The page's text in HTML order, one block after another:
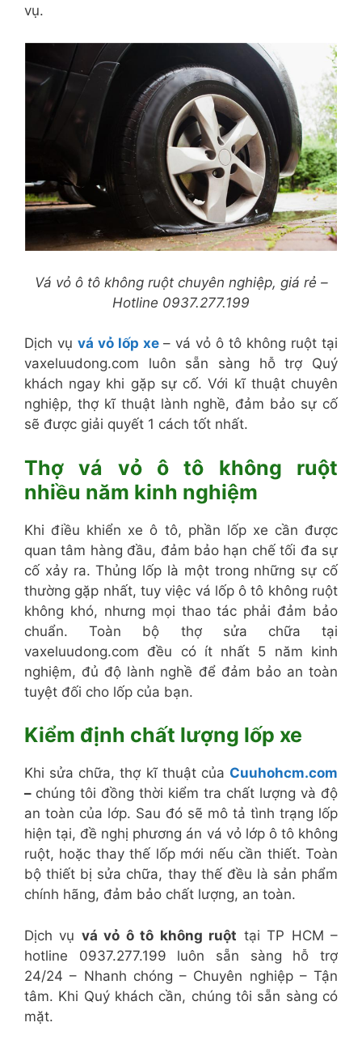
vụ.
Vá vỏ ô tô không ruột chuyên nghiệp, giá rẻ –
Hotline 0937.277.199
Dịch vụ vá vỏ lốp xe – vá vỏ ô tô không ruột tại
vaxeluudong.com luôn sẵn sàng hỗ trợ Quý
khách ngay khi gặp sự cố. Với kĩ thuật chuyên
nghiệp, thợ kĩ thuật lành nghề, đảm bảo sự cố
sẽ được giải quyết 1 cách tốt nhất.
Thợ vá vỏ ô tô không ruột
nhiều năm kinh nghiệm
Khi điều khiển xe ô tô, phần lốp xe cần được
quan tâm hàng đầu, đảm bảo hạn chế tối đa sự
cố xảy ra. Thủng lốp là một trong những sự cố
thường gặp nhất, tuy việc vá lốp ô tô không ruột
không khó, nhưng mọi thao tác phải đảm bảo
chuẩn. Toàn bộ thợ sửa chữa tại
vaxeluudong.com đều có ít nhất 5 năm kinh
nghiệm, đủ độ lành nghề để đảm bảo an toàn
tuyệt đối cho lốp của bạn.
Kiểm định chất lượng lốp xe
Khi sửa chữa, thợ kĩ thuật của Cuuhohcm.com
– chúng tôi đồng thời kiểm tra chất lượng và độ
an toàn của lớp. Sau đó sẽ mô tả tình trạng lốp
hiện tại, đề nghị phương án vá vỏ lớp ô tô không
ruột, hoặc thay thế lốp mới nếu cần thiết. Toàn
bộ thiết bị sửa chữa, thay thế đều là sản phẩm
chính hãng, đảm bảo chất lượng, an toàn.
Dịch vụ vá vỏ ô tô không ruột tại TP HCM –
hotline 0937.277.199 luôn sẵn sàng hỗ trợ
24/24 – Nhanh chóng – Chuyên nghiệp – Tận
tâm. Khi Quý khách cần, chúng tôi sẵn sàng có
mặt.